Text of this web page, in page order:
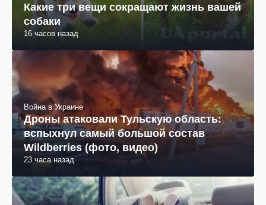
Какие три вещи сокращают жизнь вашей
собаки
16 часов назад
Война в Украине
Дроны атаковали Тульскую область:
вспыхнул самый большой состав
Wildberries (фото, видео)
23 часа назад